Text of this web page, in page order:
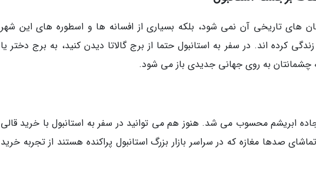
های تاریخی آن نمی شود، بلکه بسیاری از افسانه ها و اسطوره های این شهر
کرده اند. در سفر به استانبول حتما از برج گالاتا دیدن کنید، به برج دختر یا
چشمانتان به روی جهانی جدیدی باز می شود.
ابریشم محسوب می شد. هنوز هم می توانید در سفر به استانبول با خرید قالی
صدها مغازه که در سراسر بازار بزرگ استانبول پراکنده هستند از تجربه خرید